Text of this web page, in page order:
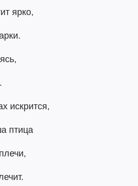
ярко,
искрится,
птица